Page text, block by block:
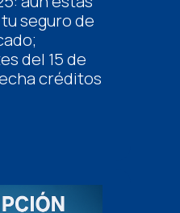
seguro de
del 15 de
créditos